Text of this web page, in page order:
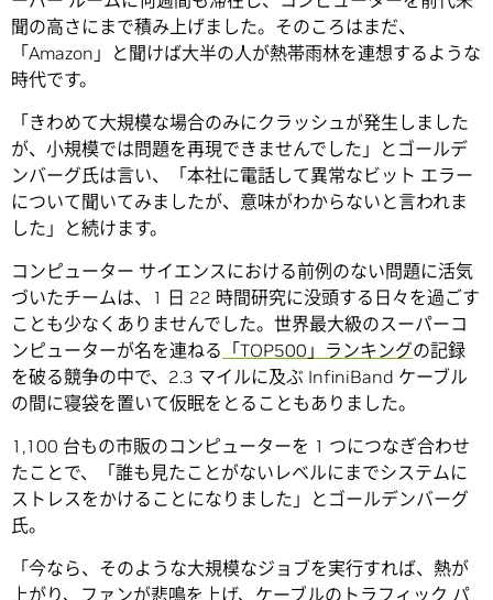
聞の高さにまで積み上げました。そのころはまだ、
「Amazon」と聞けば大半の人が熱帯雨林を連想するような
時代です。
「きわめて大規模な場合のみにクラッシュが発生しました
が、小規模では問題を再現できませんでした」とゴールデ
ンバーグ氏は言い、「本社に電話して異常なビット エラー
について聞いてみましたが、意味がわからないと言われま
した」と続けます。
コンピューター サイエンスにおける前例のない問題に活気
づいたチームは、1 日 22 時間研究に没頭する日々を過ごす
ことも少なくありませんでした。世界最大級のスーパーコ
ンピューターが名を連ねる 「TOP500」ランキングの記録
を破る競争の中で、2.3 マイルに及ぶ InfiniBand ケーブル
の間に寝袋を置いて仮眠をとることもありました。
1,100 台もの市販のコンピューターを 1 つにつなぎ合わせ
たことで、「誰も見たことがないレベルにまでシステムに
ストレスをかけることになりました」とゴールデンバーグ
氏。
「今なら、そのような大規模なジョブを実行すれば、熱が
上がり、ファンが悲鳴を上げ、ケーブルのトラフィック パ